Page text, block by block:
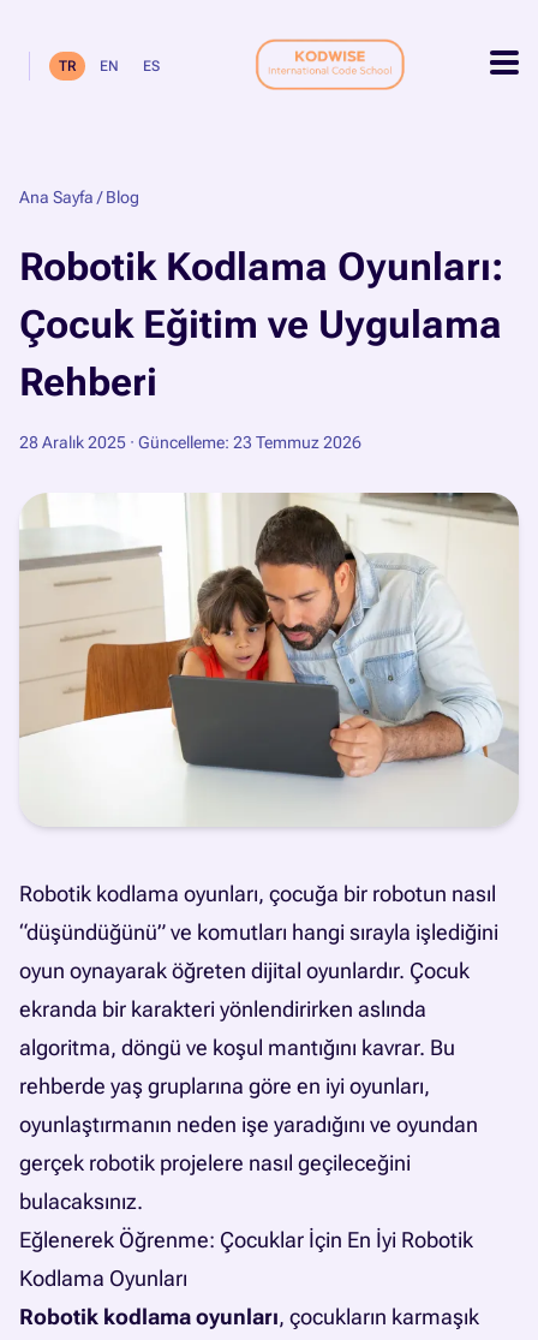
TR EN ES
Ana Sayfa /Blog
Robotik Kodlama Oyunları:
Çocuk Eğitim ve Uygulama
Rehberi
28 Aralık 2025 · Güncelleme: 23 Temmuz 2026
Robotik kodlama oyunları, çocuğa bir robotun nasıl
“düşündüğünü” ve komutları hangi sırayla işlediğini
oyun oynayarak öğreten dijital oyunlardır. Çocuk
ekranda bir karakteri yönlendirirken aslında
algoritma, döngü ve koşul mantığını kavrar. Bu
rehberde yaş gruplarına göre en iyi oyunları,
oyunlaştırmanın neden işe yaradığını ve oyundan
gerçek robotik projelere nasıl geçileceğini
bulacaksınız.
Eğlenerek Öğrenme: Çocuklar İçin En İyi Robotik
Kodlama Oyunları
Robotik kodlama oyunları, çocukların karmaşık